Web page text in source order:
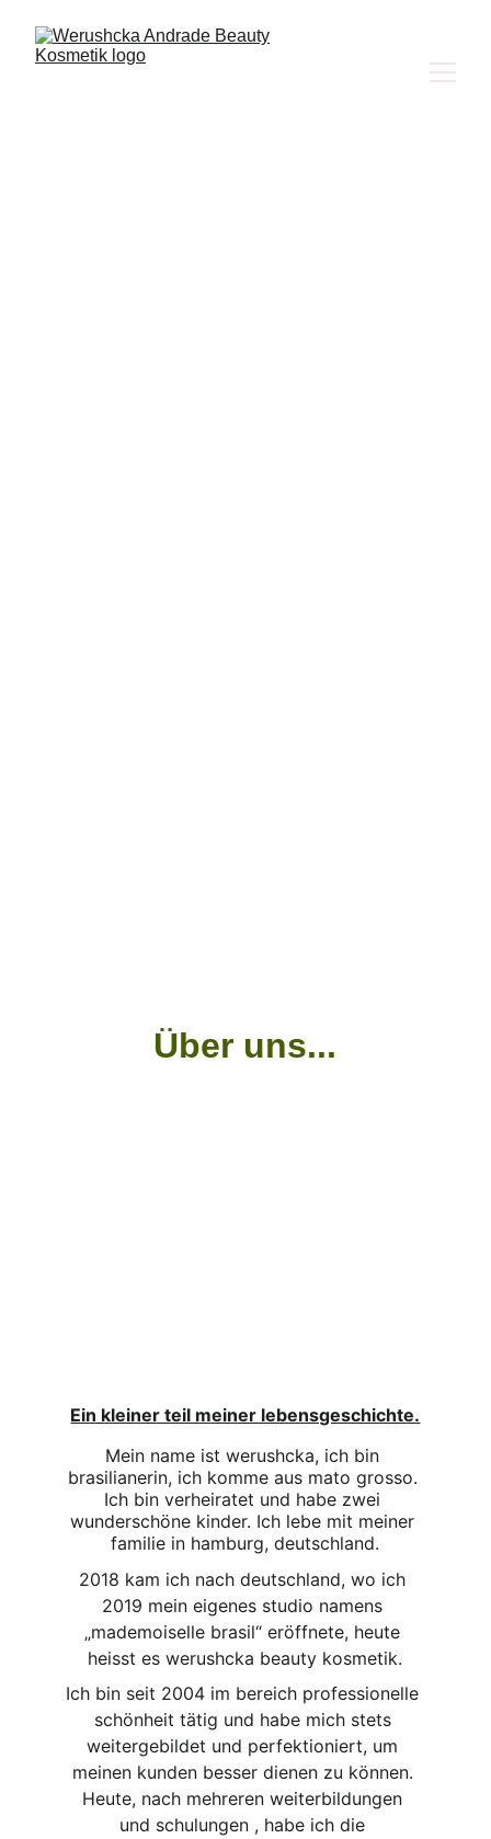
Über uns...
Ein kleiner teil meiner lebensgeschichte.
Mein name ist werushcka, ich bin
brasilianerin, ich komme aus mato grosso.
Ich bin verheiratet und habe zwei
wunderschöne kinder. Ich lebe mit meiner
familie in hamburg, deutschland.
2018 kam ich nach deutschland, wo ich
2019 mein eigenes studio namens
„mademoiselle brasil“ eröffnete, heute
heisst es werushcka beauty kosmetik.
Ich bin seit 2004 im bereich professionelle
schönheit tätig und habe mich stets
weitergebildet und perfektioniert, um
meinen kunden besser dienen zu können.
Heute, nach mehreren weiterbildungen
und schulungen , habe ich die